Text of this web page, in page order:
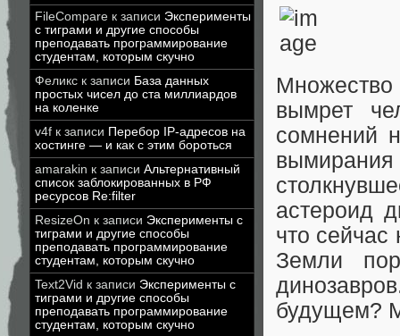
FileCompare к записи Эксперименты
с тиграми и другие способы
преподавать программирование
студентам, которым скучно
Феликс к записи База данных
простых чисел до ста миллиардов
на коленке
v4f к записи Перебор IP-адресов на
хостинге — и как с этим бороться
amarakin к записи Альтернативный
список заблокированных в РФ
ресурсов Re:filter
ResizeOn к записи Эксперименты с
тиграми и другие способы
преподавать программирование
студентам, которым скучно
Text2Vid к записи Эксперименты с
тиграми и другие способы
преподавать программирование
студентам, которым скучно
вымрет
сомнений
астероид
что сейчас
Земли
будущем?